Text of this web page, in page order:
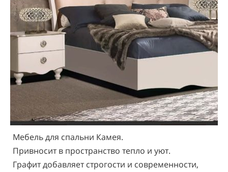
Мебель для спальни Камея.
Привносит в пространство тепло и уют.
Графит добавляет строгости и современности,